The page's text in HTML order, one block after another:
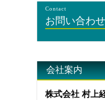
Contact
お問い合わせ
会社案内
株式会社 村上